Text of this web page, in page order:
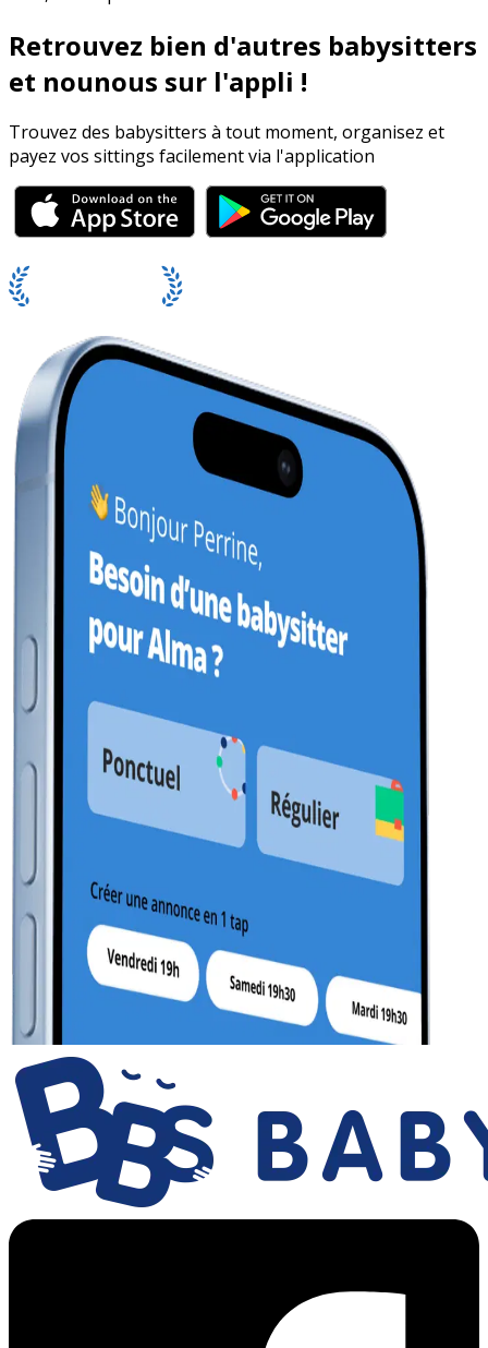
Retrouvez bien d'autres babysitters
et nounous sur l'appli !
Trouvez des babysitters à tout moment, organisez et
payez vos sittings facilement via l'application